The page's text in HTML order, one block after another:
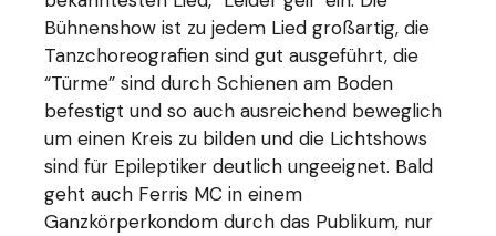
Bühnenshow ist zu jedem Lied großartig, die
Tanzchoreografien sind gut ausgeführt, die
“Türme” sind durch Schienen am Boden
befestigt und so auch ausreichend beweglich
um einen Kreis zu bilden und die Lichtshows
sind für Epileptiker deutlich ungeeignet. Bald
geht auch Ferris MC in einem
Ganzkörperkondom durch das Publikum, nur